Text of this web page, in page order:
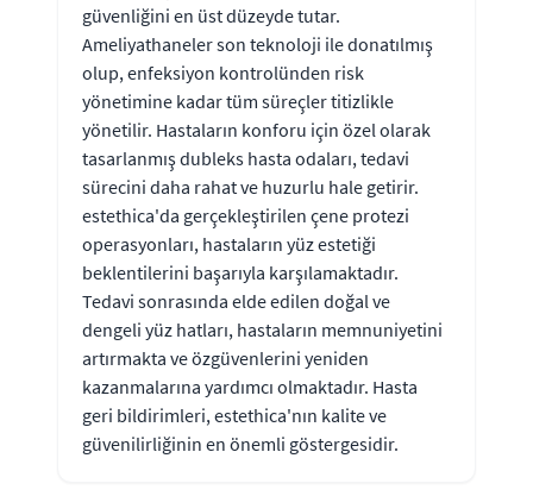
güvenliğini en üst düzeyde tutar.
Ameliyathaneler son teknoloji ile donatılmış
olup, enfeksiyon kontrolünden risk
yönetimine kadar tüm süreçler titizlikle
yönetilir. Hastaların konforu için özel olarak
tasarlanmış dubleks hasta odaları, tedavi
sürecini daha rahat ve huzurlu hale getirir.
estethica'da gerçekleştirilen çene protezi
operasyonları, hastaların yüz estetiği
beklentilerini başarıyla karşılamaktadır.
Tedavi sonrasında elde edilen doğal ve
dengeli yüz hatları, hastaların memnuniyetini
artırmakta ve özgüvenlerini yeniden
kazanmalarına yardımcı olmaktadır. Hasta
geri bildirimleri, estethica'nın kalite ve
güvenilirliğinin en önemli göstergesidir.